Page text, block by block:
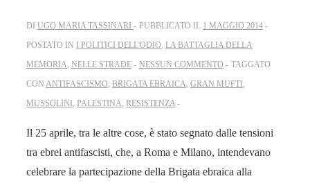
DI UGO MARIA TASSINARI PUBBLICATO IL 1 MAGGIO 2014
POSTATO IN
I POLITICI DELL'ODIO, LA BATTAGLIA DELLA
MEMORIA, NELLE STRADE NESSUN COMMENTO
TAGGATO
CON ANTIFASCISMO, BRIGATA EBRAICA, GRAN MUFTI ,
MUSSOLINI , PALESTINA, RESISTENZA
Il 25 aprile, tra le altre cose, è stato segnato dalle tensioni
tra ebrei antifascisti, che, a Roma e Milano, intendevano
celebrare la partecipazione della Brigata ebraica alla